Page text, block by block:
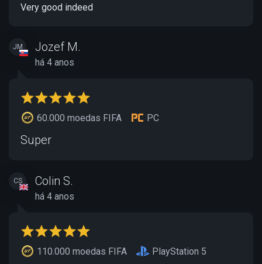
Very good indeed
JM Jozef M.
há 4 anos
60.000 moedas FIFA PC
Super
CS Colin S.
há 4 anos
110.000 moedas FIFA PlayStation 5